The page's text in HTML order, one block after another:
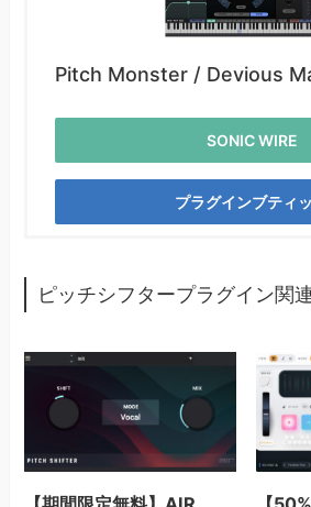
Pitch Monster / Devious
SONIC WIRE
プラグインブティ
ピッチシフタープラグイン関